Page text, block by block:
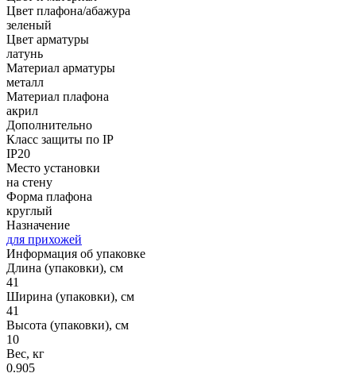
Цвет плафона/абажура
зеленый
Цвет арматуры
латунь
Материал арматуры
металл
Материал плафона
акрил
Дополнительно
Класс защиты по IP
IP20
Место установки
на стену
Форма плафона
круглый
Назначение
для прихожей
Информация об упаковке
Длина (упаковки), см
41
Ширина (упаковки), см
41
Высота (упаковки), см
10
Вес, кг
0.905